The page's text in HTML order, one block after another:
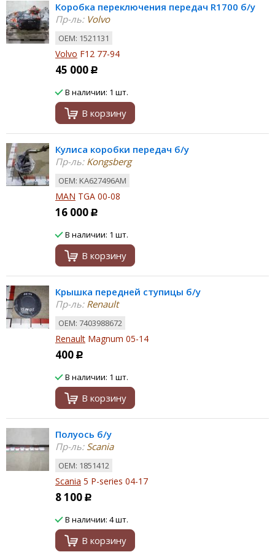
Коробка переключения передач R1700 б/у
Пр-ль:Volvo
ОЕМ: 1521131
Volvo F12 77-94
45 000 Р
В наличии: 1 шт.
В корзину
Кулиса коробки передач б/у
Пр-ль:Kongsberg
ОЕМ: KA627496AM
MAN TGA 00-08
16 000 Р
В наличии: 1 шт.
В корзину
Крышка передней ступицы б/у
Пр-ль:Renault
ОЕМ: 7403988672
Renault Magnum 05-14
400 Р
В наличии: 1 шт.
В корзину
Полуось б/у
Пр-ль:Scania
ОЕМ: 1851412
Scania 5 P-series 04-17
8 100 Р
В наличии: 4 шт.
В корзину